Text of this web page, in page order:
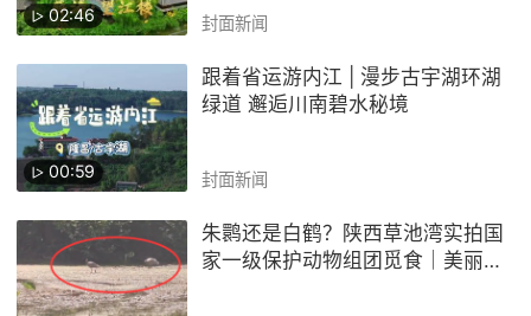
02:46 封面新闻
00:59
跟着省运游内江 | 漫步古宇湖环湖
绿道 邂逅川南碧水秘境
封面新闻
朱鹮还是白鹤？陕西草池湾实拍国
家一级保护动物组团觅食｜美丽中